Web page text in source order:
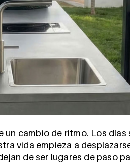
cambio de ritmo. Los días
vida empieza a
de ser lugares de paso